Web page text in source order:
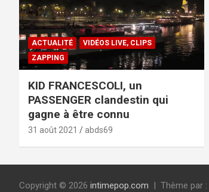
ACTUALITÉ
VIDÉOS LIVE, CLIPS
ZAPPING
KID FRANCESCOLI, un
PASSENGER clandestin qui
gagne à être connu
31 août 2021 abds69
Copyright © 2026 intimepop.com Thème par :